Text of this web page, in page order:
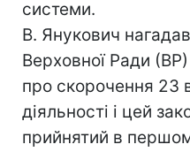
системи.
В. Янукович
Верховної Ради
про скорочення 23
діяльності і цей
прийнятий в